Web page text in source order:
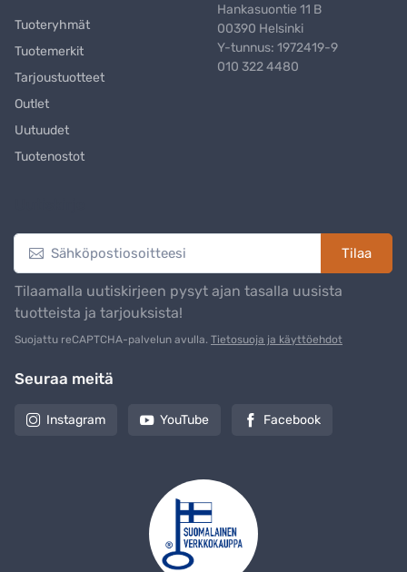
Tuoteryhmät
Tuotemerkit
Tarjoustuotteet
Outlet
Uutuudet
Tuotenostot
Hankasuontie 11 B
00390 Helsinki
Y-tunnus: 1972419-9
010 322 4480
Tilaa
Tilaamalla uutiskirjeen pysyt ajan tasalla uusista
tuotteista ja tarjouksista!
Suojattu reCAPTCHA-palvelun avulla. Tietosuoja ja käyttöehdot
Seuraa meitä
Instagram YouTube Facebook